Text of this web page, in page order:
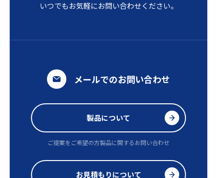
いつでもお気軽にお問い合わせください。
メールでのお問い合わせ
製品について
ご提案をご希望の方製品に関するお問い合わせ
お見積もりについて